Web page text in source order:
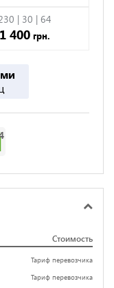
| 30 | 64
1 400 грн.
Стоимость
Тариф перевозчика
Тариф перевозчика